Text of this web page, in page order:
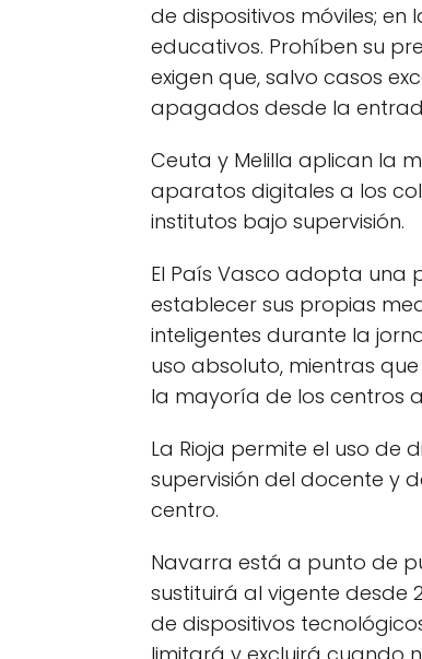
de dispositivos móviles;
educativos. Prohíben su
exigen que, salvo casos
apagados desde la
Ceuta y Melilla aplican la
aparatos digitales a los
institutos bajo supervisión.
El País Vasco adopta una
establecer sus propias
inteligentes durante la
uso absoluto, mientras que
la mayoría de los centros
La Rioja permite el uso de
supervisión del docente y
centro.
Navarra está a punto de
sustituirá al vigente desde
de dispositivos